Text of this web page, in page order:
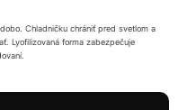
Chladničku chrániť pred svetlom a
Lyofilizovaná forma zabezpečuje